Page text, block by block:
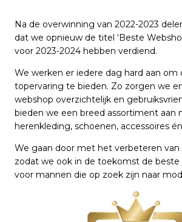
Na de overwinning van 2022-2023
dat we opnieuw de titel ‘Beste
voor 2023-2024 hebben verdiend.
We werken er iedere dag hard aan om
topervaring te bieden. Zo zorgen we
webshop overzichtelijk en
bieden we een breed assortiment aan
herenkleding, schoenen, accessoires
We gaan door met het verbeteren van
zodat we ook in de toekomst de beste
voor mannen die op zoek zijn naar